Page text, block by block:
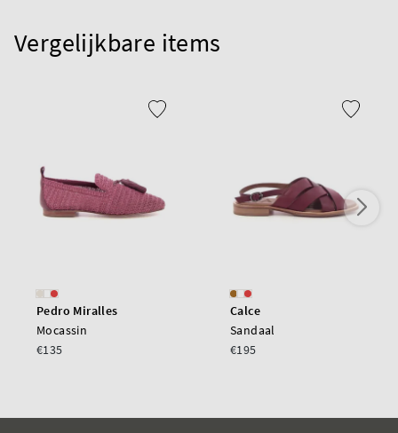
Vergelijkbare items
Pedro Miralles
Mocassin
€135
Calce
Sandaal
€195